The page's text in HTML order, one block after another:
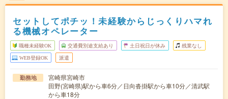
セットしてポチッ！未経験からじっくりハマれ
る機械オペレーター
職種未経験OK 交通費別途支給あり 土日祝日が休み 残業なし
WEB登録OK 派遣
勤務地
宮崎県宮崎市
田野(宮崎県)駅から車6分／日向沓掛駅から車10分／清武駅
から車18分